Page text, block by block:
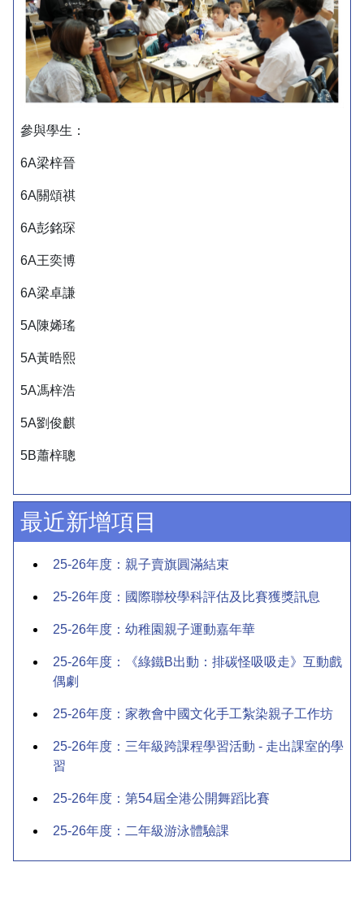
參與學生：
6A梁梓晉
6A關頌祺
6A彭銘琛
6A王奕博
6A梁卓謙
5A陳㛓瑤
5A黃晧熙
5A馮梓浩
5A劉俊麒
5B蕭梓聰
最近新增項目
25-26年度：親子賣旗圓滿結束
25-26年度：國際聯校學科評估及比賽獲獎訊息
25-26年度：幼稚園親子運動嘉年華
25-26年度：《綠鐵B出動：排碳怪吸吸走》互動戲
偶劇
25-26年度：家教會中國文化手工紮染親子工作坊
25-26年度：三年級跨課程學習活動 - 走出課室的學
習
25-26年度：第54屆全港公開舞蹈比賽
25-26年度：二年級游泳體驗課